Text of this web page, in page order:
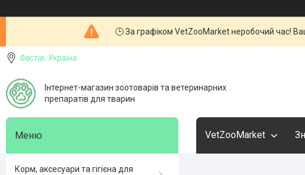
🕒 За графіком VetZooMarket неробочий час!
Фастів, Україна
Інтернет-магазин зоотоварів та ветеринарних
препаратів для тварин
VetZooMarket
Корм, аксесуари та гігієна для